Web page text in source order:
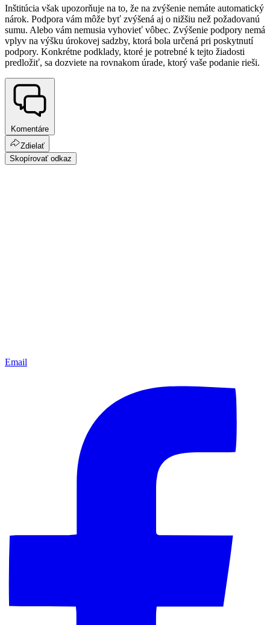
Inštitúcia však upozorňuje na to, že na zvýšenie nemáte automatický
nárok. Podpora vám môže byť zvýšená aj o nižšiu než požadovanú
sumu. Alebo vám nemusia vyhovieť vôbec. Zvýšenie podpory nemá
vplyv na výšku úrokovej sadzby, ktorá bola určená pri poskytnutí
podpory. Konkrétne podklady, ktoré je potrebné k tejto žiadosti
predložiť, sa dozviete na rovnakom úrade, ktorý vaše podanie rieši.
Komentáre
Zdielať
Skopírovať odkaz
Email